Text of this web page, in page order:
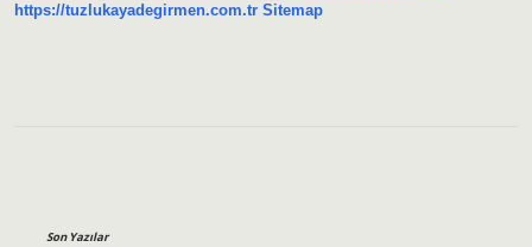
https://tuzlukayadegirmen.com.tr Sitemap
Son Yazılar